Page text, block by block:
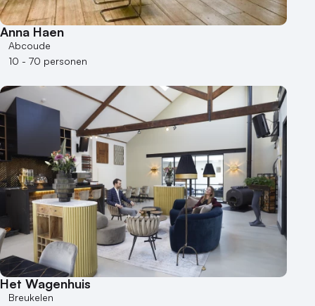
Anna Haen
Abcoude
10 - 70 personen
Het Wagenhuis
Breukelen